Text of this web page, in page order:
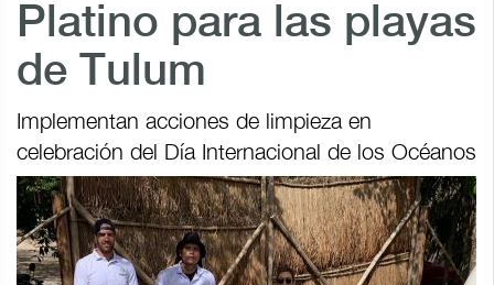
Platino para las playas
de Tulum
Implementan acciones de limpieza en
celebración del Día Internacional de los Océanos